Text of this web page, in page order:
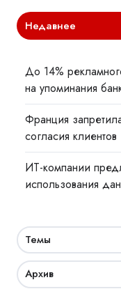
Недавнее
До 14%
на упоминания
Франция
согласия клиентов
ИТ-компании
использования
Темы
Архив